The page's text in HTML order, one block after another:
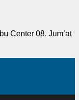
Center 08. Jum’at